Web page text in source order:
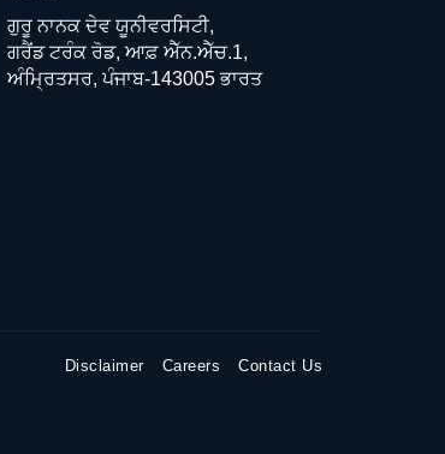
ਗੁਰੂ ਨਾਨਕ ਦੇਵ ਯੂਨੀਵਰਸਿਟੀ,
ਗਰੈਂਡ ਟਰੰਕ ਰੋਡ, ਆਫ਼ ਐੱਨ.ਐੱਚ.1,
ਅੰਮ੍ਰਿਤਸਰ, ਪੰਜਾਬ-143005 ਭਾਰਤ
Disclaimer Careers Contact Us